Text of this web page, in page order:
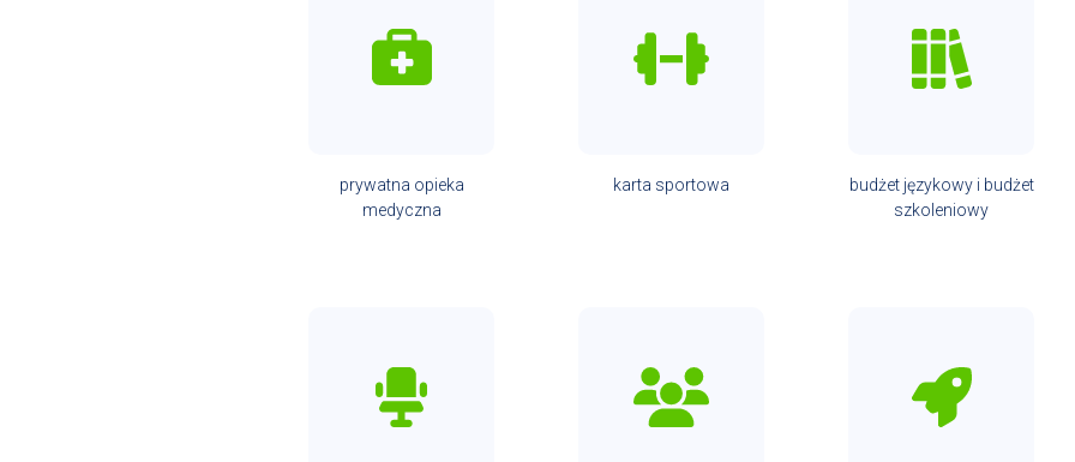
prywatna opieka
medyczna
karta sportowa
budżet językowy i budżet
szkoleniowy